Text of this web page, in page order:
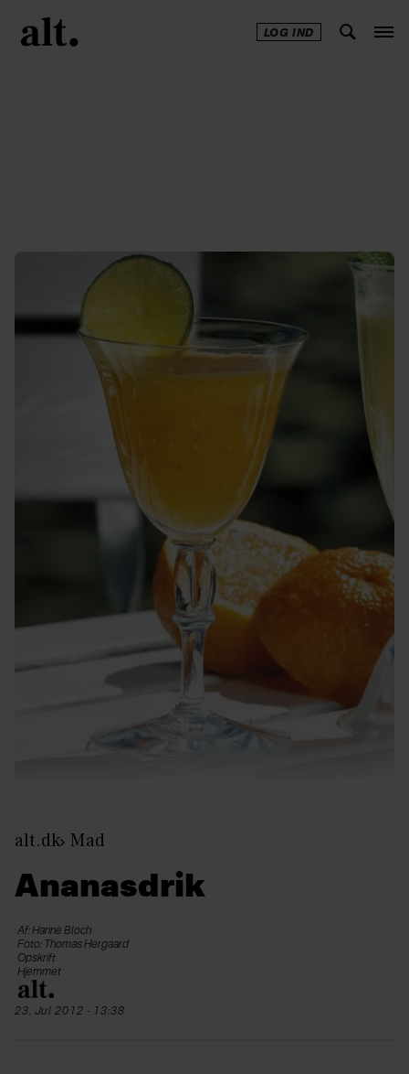
LOG IND
alt.dk Mad
Ananasdrik
Af: Hanne Bloch
Foto: Thomas Hergaard
Opskrift
Hjemmet
23. Jul 2012 - 13:38